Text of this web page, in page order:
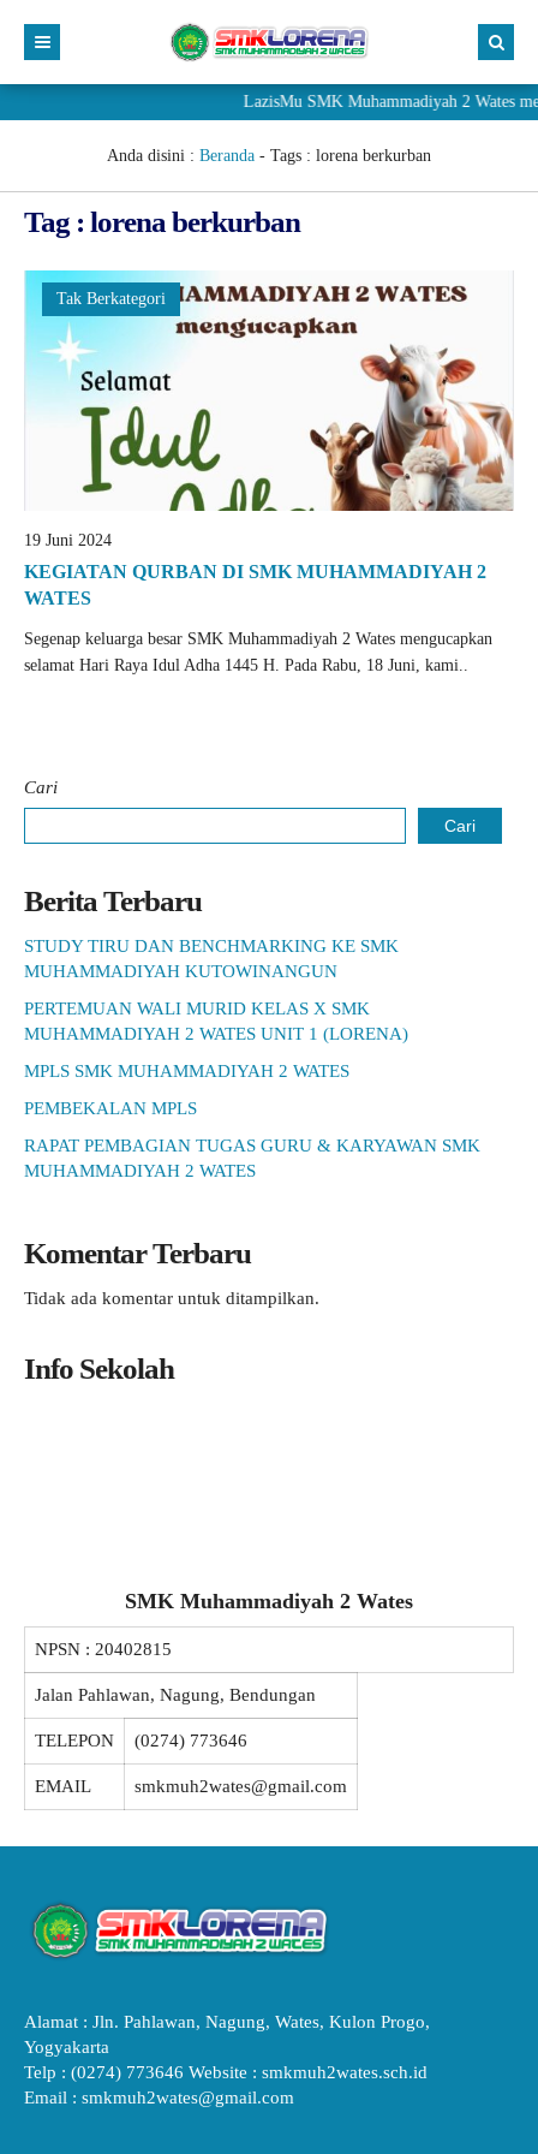
LazisMu SMK Muhammadiyah 2 Wates
Anda disini : Beranda - Tags : lorena berkurban
Tag : lorena berkurban
Tak Berkategori
19 Juni 2024
KEGIATAN QURBAN DI SMK MUHAMMADIYAH 2
WATES
Segenap keluarga besar SMK Muhammadiyah 2 Wates mengucapkan
selamat Hari Raya Idul Adha 1445 H. Pada Rabu, 18 Juni, kami..
Cari
Cari
Berita Terbaru
STUDY TIRU DAN BENCHMARKING KE SMK
MUHAMMADIYAH KUTOWINANGUN
PERTEMUAN WALI MURID KELAS X SMK
MUHAMMADIYAH 2 WATES UNIT 1 (LORENA)
MPLS SMK MUHAMMADIYAH 2 WATES
PEMBEKALAN MPLS
RAPAT PEMBAGIAN TUGAS GURU & KARYAWAN SMK
MUHAMMADIYAH 2 WATES
Komentar Terbaru
Tidak ada komentar untuk ditampilkan.
Info Sekolah
SMK Muhammadiyah 2 Wates
NPSN : 20402815
Jalan Pahlawan, Nagung, Bendungan
TELEPON (0274) 773646
EMAIL smkmuh2wates@gmail.com
Alamat : Jln. Pahlawan, Nagung, Wates, Kulon Progo,
Yogyakarta
Telp : (0274) 773646 Website : smkmuh2wates.sch.id
Email : smkmuh2wates@gmail.com